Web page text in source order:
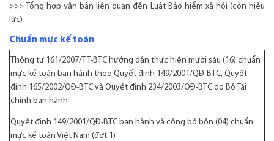
>>> Tổng hợp văn bản liên quan đến Luật Bảo hiểm xã hội (còn hiệu
lực)
Chuẩn mực kế toán
Thông tư 161/2007/TT-BTC hướng dẫn thực hiện mười sáu (16) chuẩn
mực kế toán ban hành theo Quyết định 149/2001/QĐ-BTC, Quyết
định 165/2002/QĐ-BTC và Quyết định 234/2003/QĐ-BTC do Bộ Tài
chính ban hành
Quyết định 149/2001/QĐ-BTC ban hành và công bố bốn (04) chuẩn
mực kế toán Việt Nam (đợt 1)